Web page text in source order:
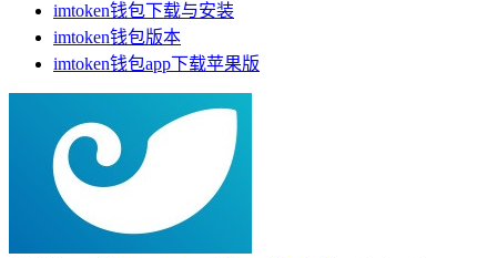
imtoken钱包下载与安装
imtoken钱包版本
imtoken钱包app下载苹果版